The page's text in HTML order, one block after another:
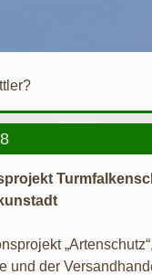
und der